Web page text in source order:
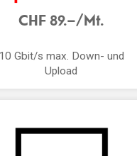
CHF 89.–/Mt.
10 Gbit/s max. Down- und
Upload